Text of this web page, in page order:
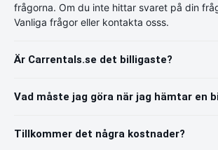
frågorna. Om du inte hittar svaret på din
Vanliga frågor eller kontakta osss.
Är Carrentals.se det billigaste?
Vad måste jag göra när jag hämtar en
Tillkommer det några kostnader?